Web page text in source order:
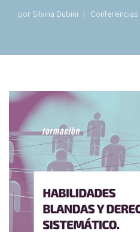
porSilvina Dubini Conferencias